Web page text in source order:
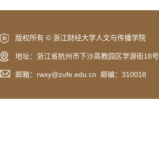
版权所有 © 浙江财经大学人文与传播学院
地址：浙江省杭州市下沙高教园区学源街18号
邮箱：rwxy@zufe.edu.cn 邮编：310018